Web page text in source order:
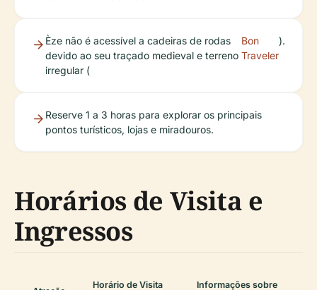
Èze não é acessível a cadeiras de rodas
devido ao seu traçado medieval e terreno
irregular (
Bon
Traveler
).
Reserve 1 a 3 horas para explorar os principais
pontos turísticos, lojas e miradouros.
Horários de Visita e
Ingressos
Horário de Visita
Informações sobre